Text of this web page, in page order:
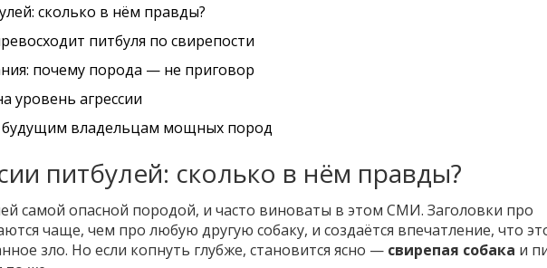
сколько в нём правды?
питбуля по свирепости
почему порода — не приговор
уровень агрессии
будущим владельцам мощных пород
питбулей: сколько в нём правды?
самой опасной породой, и часто виноваты в этом СМИ. Заголовки про
чаще, чем про любую другую собаку, и создаётся впечатление, что
зло. Но если копнуть глубже, становится ясно — свирепая собака и